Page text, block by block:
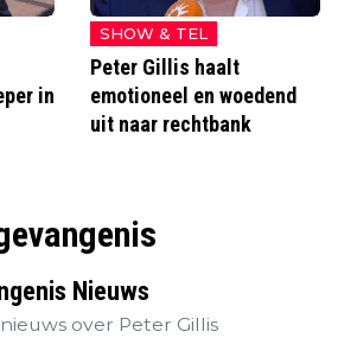
in
SHOW & TEL
Peter Gillis haalt
emotioneel en woedend
uit naar rechtbank
Nieuws
over Peter Gillis